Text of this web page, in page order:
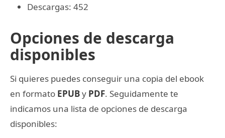
Descargas: 452
Opciones de descarga
disponibles
Si quieres puedes conseguir una copia del ebook
en formato EPUBy PDF. Seguidamente te
indicamos una lista de opciones de descarga
disponibles: